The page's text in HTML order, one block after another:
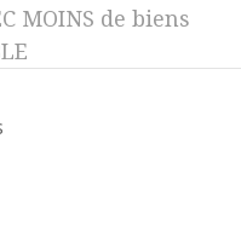
MOINS de biens